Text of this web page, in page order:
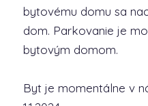
bytovému domu sa
dom. Parkovanie je
bytovým domom.
Byt je momentálne v